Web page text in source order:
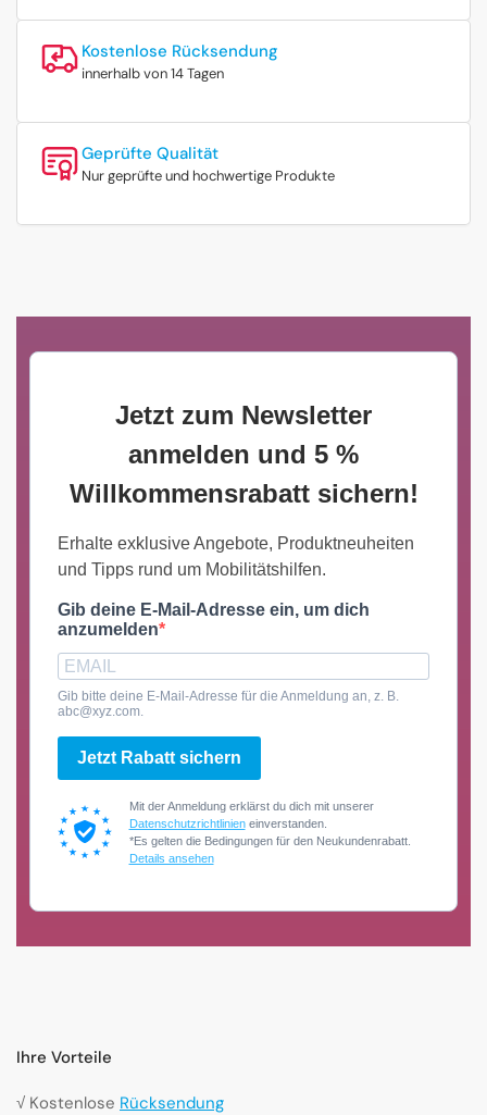
Kostenlose Rücksendung
innerhalb von 14 Tagen
Geprüfte Qualität
Nur geprüfte und hochwertige Produkte
Jetzt zum Newsletter
anmelden und 5 %
Willkommensrabatt sichern!
Erhalte exklusive Angebote, Produktneuheiten
und Tipps rund um Mobilitätshilfen.
Gib deine E-Mail-Adresse ein, um dich
anzumelden
Gib bitte deine E-Mail-Adresse für die Anmeldung an, z. B.
abc@xyz.com.
Jetzt Rabatt sichern
Mit der Anmeldung erklärst du dich mit unserer
Datenschutzrichtlinieneinverstanden.
*Es gelten die Bedingungen für den Neukundenrabatt.
Details ansehen
Ihre Vorteile
√ Kostenlose Rücksendung